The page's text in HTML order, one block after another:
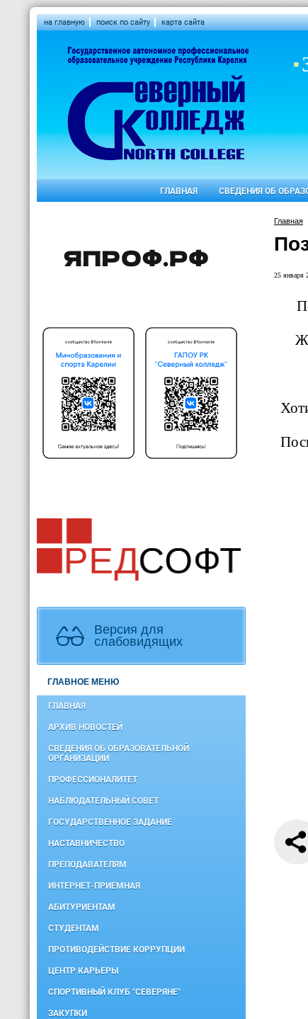
на главную поиск по сайту карта сайта
ГЛАВНАЯ СВЕДЕНИЯ ОБ
Версия для
слабовидящих
ГЛАВНОЕ МЕНЮ
ГЛАВНАЯ
АРХИВ НОВОСТЕЙ
СВЕДЕНИЯ ОБ ОБРАЗОВАТЕЛЬНОЙ
ОРГАНИЗАЦИИ
ПРОФЕССИОНАЛИТЕТ
НАБЛЮДАТЕЛЬНЫЙ СОВЕТ
ГОСУДАРСТВЕННОЕ ЗАДАНИЕ
НАСТАВНИЧЕСТВО
ПРЕПОДАВАТЕЛЯМ
ИНТЕРНЕТ-ПРИЕМНАЯ
АБИТУРИЕНТАМ
СТУДЕНТАМ
ПРОТИВОДЕЙСТВИЕ КОРРУПЦИИ
ЦЕНТР КАРЬЕРЫ
СПОРТИВНЫЙ КЛУБ "СЕВЕРЯНЕ"
ЗАКУПКИ
Главная
25 января